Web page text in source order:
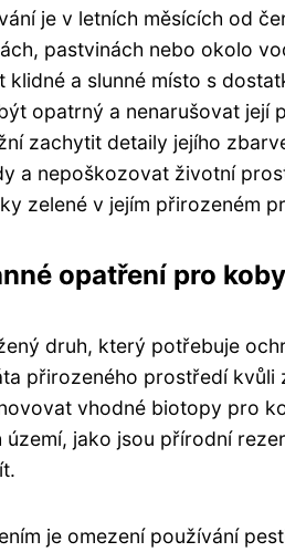
je v letních měsících od
pastvinách nebo okolo
klidné a slunné místo s
opatrný a nenarušovat
zachytit detaily jejího
a nepoškozovat životní
zelené v jejím přirozeném
opatření pro
druh, který potřebuje
přirozeného prostředí kvůli
vhodné biotopy pro
jako jsou přírodní
je omezení používání